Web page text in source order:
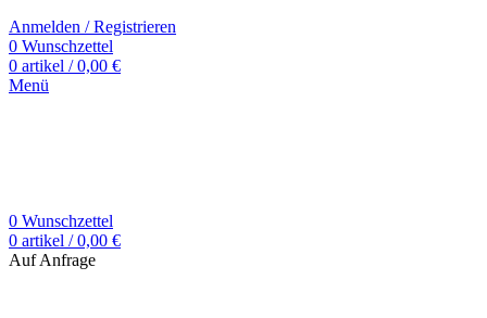
Anmelden / Registrieren
0 Wunschzettel
0 artikel / 0,00 €
Menü
0 Wunschzettel
0 artikel / 0,00 €
Auf Anfrage